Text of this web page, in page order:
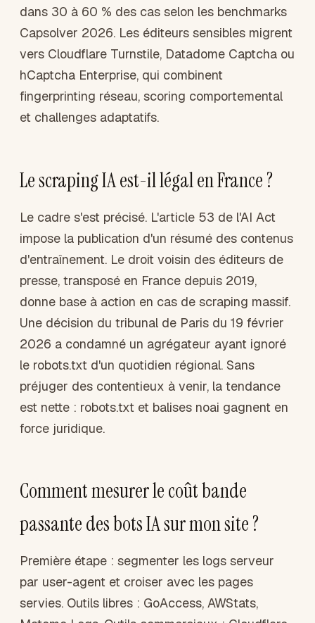
dans 30 à 60 % des cas selon les benchmarks
Capsolver 2026. Les éditeurs sensibles migrent
vers Cloudflare Turnstile, Datadome Captcha ou
hCaptcha Enterprise, qui combinent
fingerprinting réseau, scoring comportemental
et challenges adaptatifs.
Le scraping IA est-il légal en France ?
Le cadre s'est précisé. L'article 53 de l'AI Act
impose la publication d'un résumé des contenus
d'entraînement. Le droit voisin des éditeurs de
presse, transposé en France depuis 2019,
donne base à action en cas de scraping massif.
Une décision du tribunal de Paris du 19 février
2026 a condamné un agrégateur ayant ignoré
le robots.txt d'un quotidien régional. Sans
préjuger des contentieux à venir, la tendance
est nette : robots.txt et balises noai gagnent en
force juridique.
Comment mesurer le coût bande
passante des bots IA sur mon site ?
Première étape : segmenter les logs serveur
par user-agent et croiser avec les pages
servies. Outils libres : GoAccess, AWStats,